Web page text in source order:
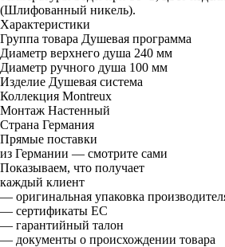
(Шлифованный никель).
Характеристики
Группа товара Душевая программа
Диаметр верхнего душа 240 мм
Диаметр ручного душа 100 мм
Изделие Душевая система
Коллекция Montreux
Монтаж Настенный
Страна Германия
Прямые поставки
из Германии — смотрите сами
Показываем, что получает
каждый клиент
— оригинальная упаковка
— сертификаты ЕС
— гарантийный талон
— документы о происхождении товара